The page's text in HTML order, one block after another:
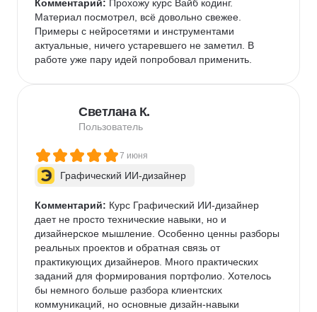
Комментарий: Прохожу курс Вайб кодинг.
Материал посмотрел, всё довольно свежее.
Примеры с нейросетями и инструментами
актуальные, ничего устаревшего не заметил. В
работе уже пару идей попробовал применить.
Светлана К.
Пользователь
7 июня
Графический ИИ-дизайнер
Комментарий: Курс Графический ИИ-дизайнер
дает не просто технические навыки, но и
дизайнерское мышление. Особенно ценны разборы
реальных проектов и обратная связь от
практикующих дизайнеров. Много практических
заданий для формирования портфолио. Хотелось
бы немного больше разбора клиентских
коммуникаций, но основные дизайн-навыки